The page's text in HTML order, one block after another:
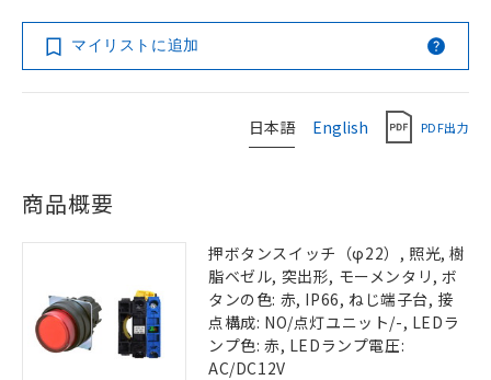
マイリストに追加
日本語 English PDF出力
商品概要
押ボタンスイッチ（φ22）, 照光, 樹
脂ベゼル, 突出形, モーメンタリ, ボ
タンの色: 赤, IP66, ねじ端子台, 接
点構成: NO/点灯ユニット/-, LEDラ
ンプ色: 赤, LEDランプ電圧:
AC/DC12V